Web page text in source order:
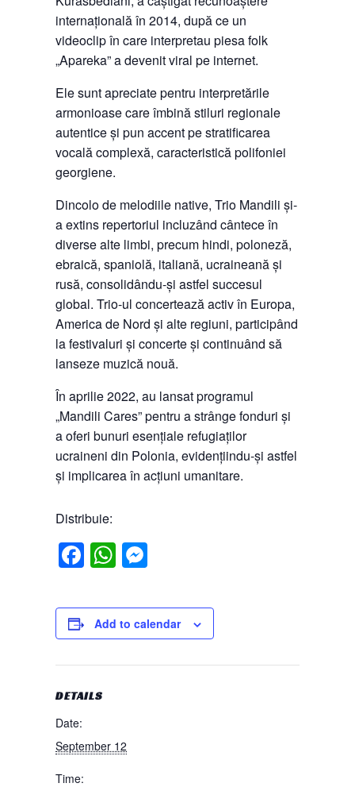
internațională în 2014, după ce un
videoclip în care interpretau piesa folk
„Apareka” a devenit viral pe internet.
Ele sunt apreciate pentru interpretările
armonioase care îmbină stiluri regionale
autentice și pun accent pe stratificarea
vocală complexă, caracteristică polifoniei
georgiene.
Dincolo de melodiile native, Trio Mandili și-
a extins repertoriul incluzând cântece în
diverse alte limbi, precum hindi, poloneză,
ebraică, spaniolă, italiană, ucraineană și
rusă, consolidându-și astfel succesul
global. Trio-ul concertează activ în Europa,
America de Nord și alte regiuni, participând
la festivaluri și concerte și continuând să
lanseze muzică nouă.
În aprilie 2022, au lansat programul
„Mandili Cares” pentru a strânge fonduri și
a oferi bunuri esențiale refugiaților
ucraineni din Polonia, evidențiindu-și astfel
și implicarea în acțiuni umanitare.
Distribuie:
Facebook
WhatsApp
Add to calendar
DETAILS
Date:
September 12
Time: